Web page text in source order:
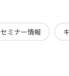
セミナー情報